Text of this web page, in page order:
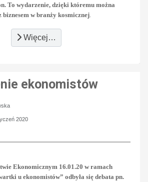
To wydarzenie, dzięki któremu można
biznesem w branży kosmicznej
Więcej…
ekonomistów
2020
Ekonomicznym 16.01.20 w ramach
u ekonomistów” odbyła się debata pn.